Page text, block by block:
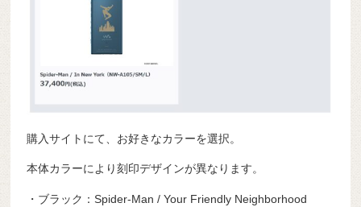
購入サイトにて、お好きなカラーを選択。
本体カラーにより刻印デザインが異なります。
・ブラック：Spider-Man / Your Friendly Neighborhood